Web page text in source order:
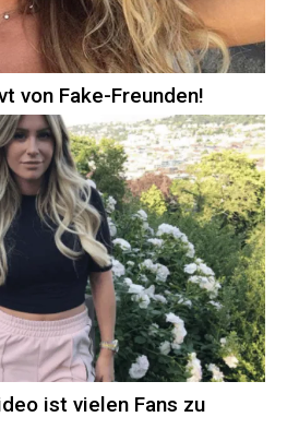
von Fake-Freunden!
ist vielen Fans zu